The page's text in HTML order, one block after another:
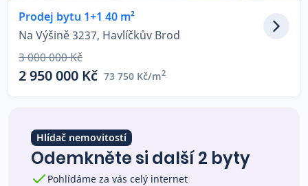
Blog
Kariéra
Kontakt
Prodej bytu 1+1 40 m²
Na Výšině 3237, Havlíčkův Brod
3 000 000 Kč
2 950 000 Kč 73 750 Kč/m2
Hlídač nemovitostí
Odemkněte si další 2 byty
Pohlídáme za vás celý internet